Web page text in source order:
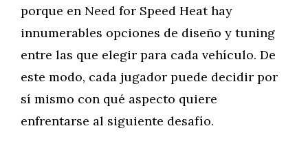
porque en Need for Speed Heat hay
innumerables opciones de diseño y tuning
entre las que elegir para cada vehículo. De
este modo, cada jugador puede decidir por
sí mismo con qué aspecto quiere
enfrentarse al siguiente desafío.